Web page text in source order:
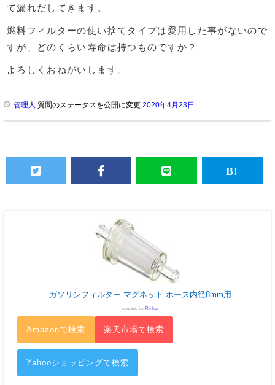
て漏れだしてきます。
燃料フィルターの使い捨てタイプは愛用した事がないので
すが、どのくらい寿命は持つものですか？
よろしくおねがいします。
管理人 質問のステータスを公開に変更 2020年4月23日
ガソリンフィルター マグネット ホース内径8mm用
created by Rinker
Amazonで検索 楽天市場で検索
Yahooショッピングで検索